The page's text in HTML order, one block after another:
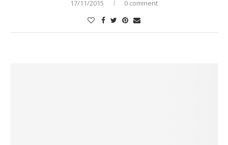
17/11/2015 0 comment